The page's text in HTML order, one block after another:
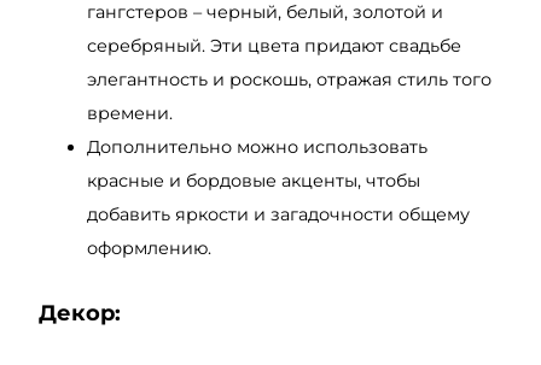
гангстеров – черный, белый, золотой и
серебряный. Эти цвета придают свадьбе
элегантность и роскошь, отражая стиль того
времени.
Дополнительно можно использовать
красные и бордовые акценты, чтобы
добавить яркости и загадочности общему
оформлению.
Декор: